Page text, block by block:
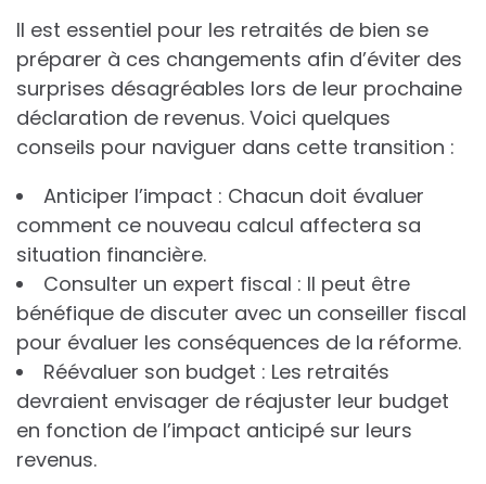
Il est essentiel pour les retraités de bien se
préparer à ces changements afin d’éviter des
surprises désagréables lors de leur prochaine
déclaration de revenus. Voici quelques
conseils pour naviguer dans cette transition :
Anticiper l’impact : Chacun doit évaluer
comment ce nouveau calcul affectera sa
situation financière.
Consulter un expert fiscal : Il peut être
bénéfique de discuter avec un conseiller fiscal
pour évaluer les conséquences de la réforme.
Réévaluer son budget : Les retraités
devraient envisager de réajuster leur budget
en fonction de l’impact anticipé sur leurs
revenus.